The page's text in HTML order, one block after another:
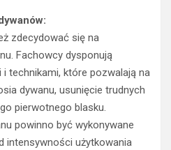
zdecydować się na
Fachowcy dysponują
technikami, które pozwalają na
dywanu, usunięcie trudnych
pierwotnego blasku.
powinno być wykonywane
intensywności użytkowania